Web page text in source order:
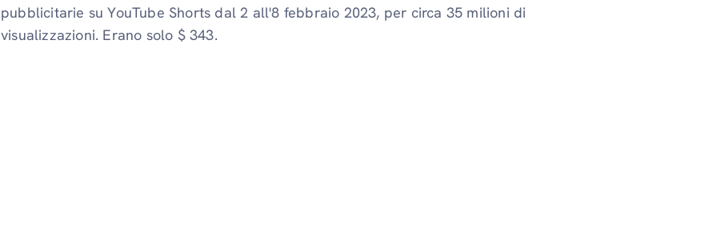
pubblicitarie su YouTube Shorts dal 2 all'8 febbraio 2023, per circa 35 milioni di
visualizzazioni. Erano solo $ 343.